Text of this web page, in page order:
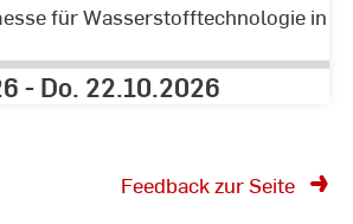
für Wasserstofftechnologie in
- Do. 22.10.2026
Feedback zur Seite